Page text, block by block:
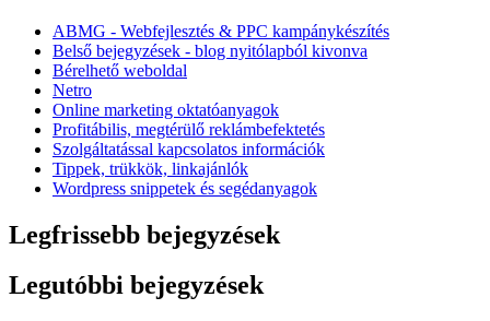
ABMG - Webfejlesztés & PPC kampánykészítés
Belső bejegyzések - blog nyitólapból kivonva
Bérelhető weboldal
Netro
Online marketing oktatóanyagok
Profitábilis, megtérülő reklámbefektetés
Szolgáltatással kapcsolatos információk
Tippek, trükkök, linkajánlók
Wordpress snippetek és segédanyagok
Legfrissebb bejegyzések
Legutóbbi bejegyzések